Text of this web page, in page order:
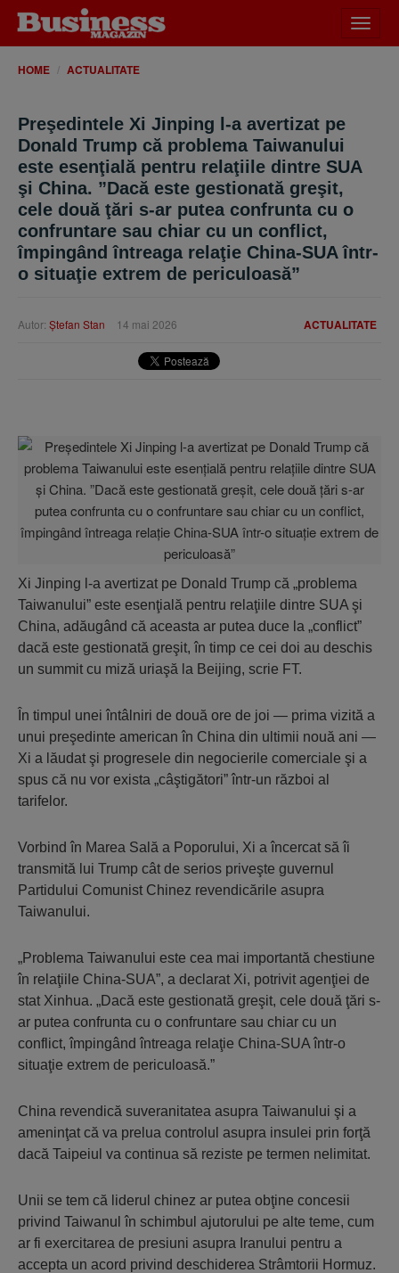
meniu
HOME ACTUALITATE
Preşedintele Xi Jinping l-a avertizat pe
Donald Trump că problema Taiwanului
este esenţială pentru relaţiile dintre SUA
şi China. ”Dacă este gestionată greşit,
cele două ţări s-ar putea confrunta cu o
confruntare sau chiar cu un conflict,
împingând întreaga relaţie China-SUA într-
o situaţie extrem de periculoasă”
ACTUALITATE
Autor: Ştefan Stan 14 mai 2026
Xi Jinping l-a avertizat pe Donald Trump că „problema
Taiwanului” este esenţială pentru relaţiile dintre SUA şi
China, adăugând că aceasta ar putea duce la „conflict”
dacă este gestionată greşit, în timp ce cei doi au deschis
un summit cu miză uriaşă la Beijing, scrie FT.
În timpul unei întâlniri de două ore de joi — prima vizită a
unui preşedinte american în China din ultimii nouă ani —
Xi a lăudat şi progresele din negocierile comerciale şi a
spus că nu vor exista „câştigători” într-un război al
tarifelor.
Vorbind în Marea Sală a Poporului, Xi a încercat să îi
transmită lui Trump cât de serios priveşte guvernul
Partidului Comunist Chinez revendicările asupra
Taiwanului.
„Problema Taiwanului este cea mai importantă chestiune
în relaţiile China-SUA”, a declarat Xi, potrivit agenţiei de
stat Xinhua. „Dacă este gestionată greşit, cele două ţări s-
ar putea confrunta cu o confruntare sau chiar cu un
conflict, împingând întreaga relaţie China-SUA într-o
situaţie extrem de periculoasă.”
China revendică suveranitatea asupra Taiwanului şi a
ameninţat că va prelua controlul asupra insulei prin forţă
dacă Taipeiul va continua să reziste pe termen nelimitat.
Unii se tem că liderul chinez ar putea obţine concesii
privind Taiwanul în schimbul ajutorului pe alte teme, cum
ar fi exercitarea de presiuni asupra Iranului pentru a
accepta un acord privind deschiderea Strâmtorii Hormuz.